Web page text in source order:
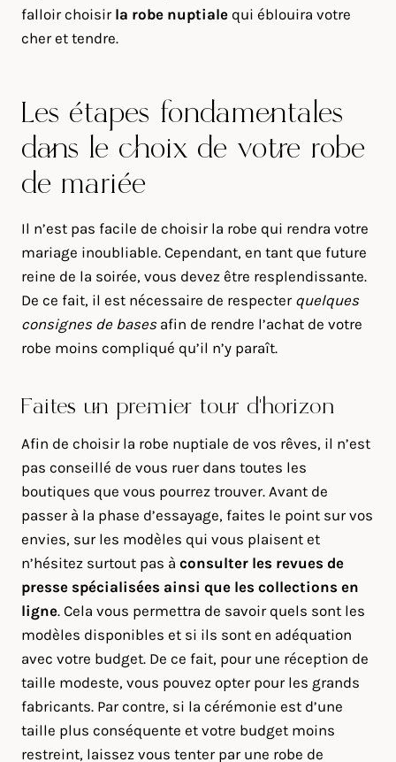
falloir choisir la robe nuptiale qui éblouira votre
cher et tendre.
Les étapes fondamentales
dans le choix de votre robe
de mariée
Il n’est pas facile de choisir la robe qui rendra votre
mariage inoubliable. Cependant, en tant que future
reine de la soirée, vous devez être resplendissante.
De ce fait, il est nécessaire de respecter quelques
consignes de basesafin de rendre l’achat de votre
robe moins compliqué qu’il n’y paraît.
Faites un premier tour d’horizon
Afin de choisir la robe nuptiale de vos rêves, il n’est
pas conseillé de vous ruer dans toutes les
boutiques que vous pourrez trouver. Avant de
passer à la phase d’essayage, faites le point sur vos
envies, sur les modèles qui vous plaisent et
n’hésitez surtout pas à consulter les revues de
presse spécialisées ainsi que les collections en
ligne. Cela vous permettra de savoir quels sont les
modèles disponibles et si ils sont en adéquation
avec votre budget. De ce fait, pour une réception de
taille modeste, vous pouvez opter pour les grands
fabricants. Par contre, si la cérémonie est d’une
taille plus conséquente et votre budget moins
restreint, laissez vous tenter par une robe de